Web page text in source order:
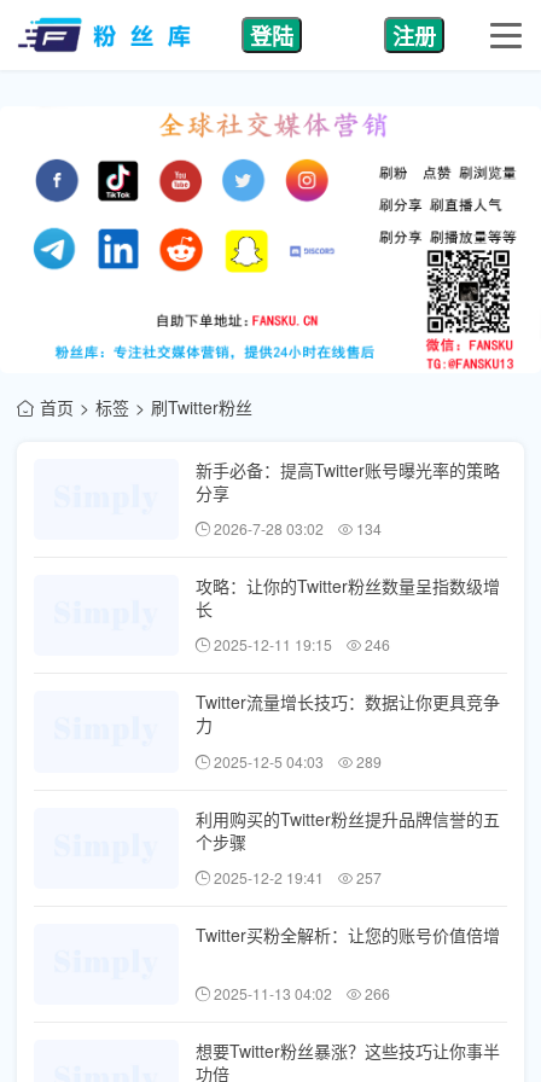
登陆 注册
首页 标签 刷Twitter粉丝
新手必备：提高Twitter账号曝光率的策略
分享
2026-7-28 03:02 134
攻略：让你的Twitter粉丝数量呈指数级增
长
2025-12-11 19:15 246
Twitter流量增长技巧：数据让你更具竞争
力
2025-12-5 04:03 289
利用购买的Twitter粉丝提升品牌信誉的五
个步骤
2025-12-2 19:41 257
Twitter买粉全解析：让您的账号价值倍增
2025-11-13 04:02 266
想要Twitter粉丝暴涨？这些技巧让你事半
功倍